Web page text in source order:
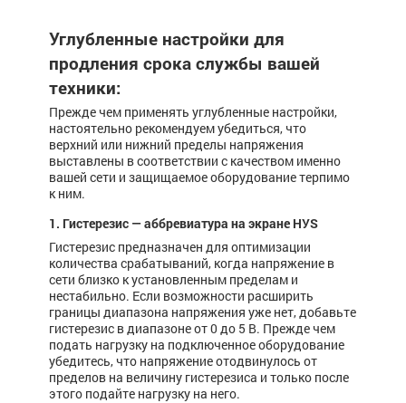
Углубленные настройки для
продления срока службы вашей
техники:
Прежде чем применять углубленные настройки,
настоятельно рекомендуем убедиться, что
верхний или нижний пределы напряжения
выставлены в соответствии с качеством именно
вашей сети и защищаемое оборудование терпимо
к ним.
1. Гистерезис — аббревиатура на экране HУS
Гистерезис предназначен для оптимизации
количества срабатываний, когда напряжение в
сети близко к установленным пределам и
нестабильно. Если возможности расширить
границы диапазона напряжения уже нет, добавьте
гистерезис в диапазоне от 0 до 5 В. Прежде чем
подать нагрузку на подключенное оборудование
убедитесь, что напряжение отодвинулось от
пределов на величину гистерезиса и только после
этого подайте нагрузку на него.